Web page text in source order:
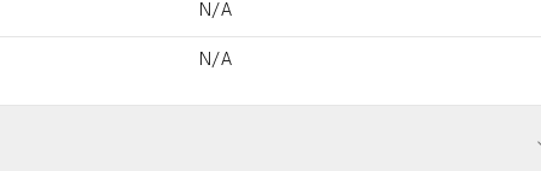
N/A
N/A